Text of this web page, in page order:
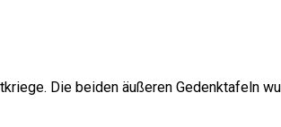
Die beiden äußeren Gedenktafeln